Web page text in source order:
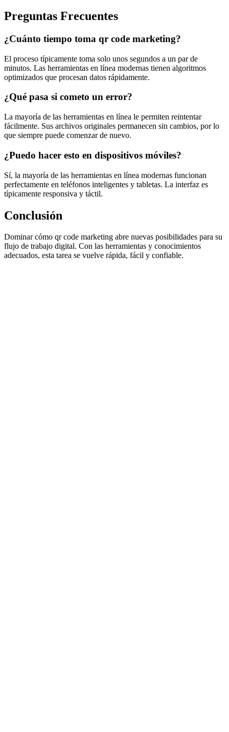
Preguntas Frecuentes
¿Cuánto tiempo toma qr code marketing?
El proceso típicamente toma solo unos segundos a un par de
minutos. Las herramientas en línea modernas tienen algoritmos
optimizados que procesan datos rápidamente.
¿Qué pasa si cometo un error?
La mayoría de las herramientas en línea le permiten reintentar
fácilmente. Sus archivos originales permanecen sin cambios, por lo
que siempre puede comenzar de nuevo.
¿Puedo hacer esto en dispositivos móviles?
Sí, la mayoría de las herramientas en línea modernas funcionan
perfectamente en teléfonos inteligentes y tabletas. La interfaz es
típicamente responsiva y táctil.
Conclusión
Dominar cómo qr code marketing abre nuevas posibilidades para su
flujo de trabajo digital. Con las herramientas y conocimientos
adecuados, esta tarea se vuelve rápida, fácil y confiable.